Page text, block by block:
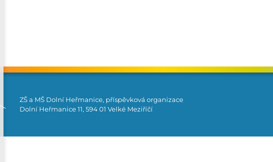
ZŠ a MŠ Dolní Heřmanice, příspěvková organizace
Dolní Heřmanice 11, 594 01 Velké Meziříčí